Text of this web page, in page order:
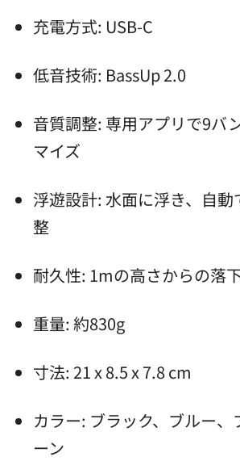
充電方式: USB-C
低音技術: BassUp 2.0
音質調整: 専用アプリで9バ
マイズ
浮遊設計: 水面に浮き、自
整
耐久性: 1mの高さからの落
重量: 約830g
寸法: 21 x 8.5 x 7.8 cm
カラー: ブラック、ブルー、
ーン